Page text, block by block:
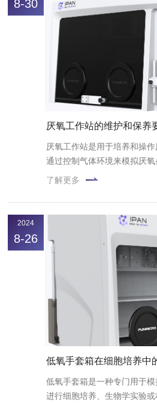
8-30
厌氧工作站的维护和保养
厌氧工作站是用于培养和操
通过控制气体环境来模拟厌
学、药物研发、食品加工、环
了解更多
2024
8-26
低氧手套箱在细胞培养中
低氧手套箱是一种专门用于
进行细胞培养、生物学实验或